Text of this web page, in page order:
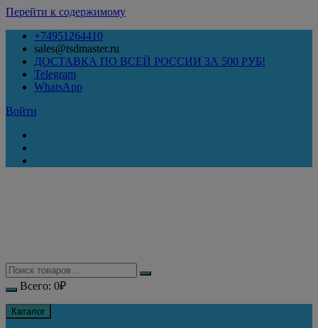
Перейти к содержимому
+74951264410
sales@tsdmaster.ru
ДОСТАВКА ПО ВСЕЙ РОССИИ ЗА 500 РУБ!
Telegram
WhatsApp
Войти
Всего: 0₽
Каталог